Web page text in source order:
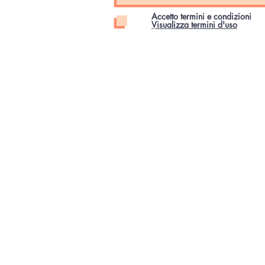
Accetto termini e condizioni
Visualizza termini d'uso